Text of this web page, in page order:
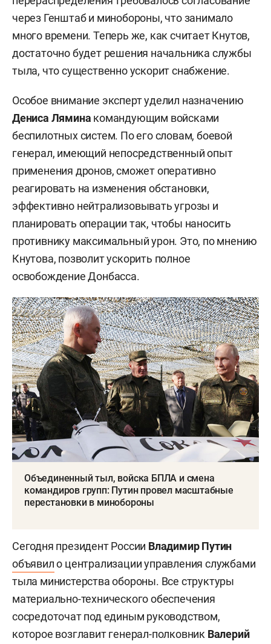
через Генштаб и минобороны, что занимало
много времени. Теперь же, как считает Кнутов,
достаточно будет решения начальника службы
тыла, что существенно ускорит снабжение.
Особое внимание эксперт уделил назначению
Дениса Лямина командующим войсками
беспилотных систем. По его словам, боевой
генерал, имеющий непосредственный опыт
применения дронов, сможет оперативно
реагировать на изменения обстановки,
эффективно нейтрализовывать угрозы и
планировать операции так, чтобы наносить
противнику максимальный урон. Это, по мнению
Кнутова, позволит ускорить полное
освобождение Донбасса.
Объединенный тыл, войска БПЛА и смена
командиров групп: Путин провел масштабные
перестановки в минобороны
Сегодня президент России Владимир Путин
объявило централизации управления службами
тыла министерства обороны. Все структуры
материально-технического обеспечения
сосредоточат под единым руководством,
которое возглавит генерал-полковник Валерий